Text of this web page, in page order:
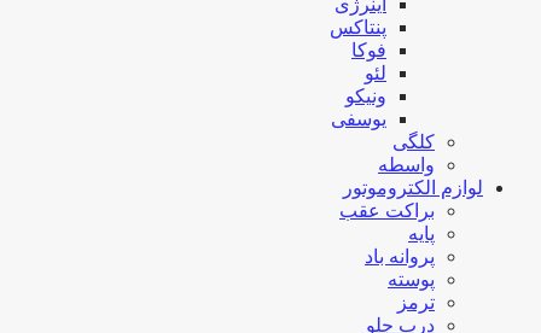
پنتاکس
فوکا
لئو
ونیکو
یوسفی
کلگی
واسطه
لوازم الکتروموتور
براکت عقب
پایه
پروانه باد
پوسته
ترمز
درب جلو